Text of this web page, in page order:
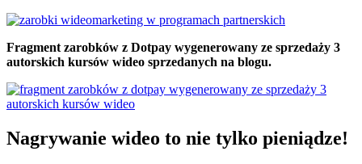
Fragment zarobków z Dotpay wygenerowany ze sprzedaży 3
autorskich kursów wideo sprzedanych na blogu.
Nagrywanie wideo to nie tylko pieniądze!